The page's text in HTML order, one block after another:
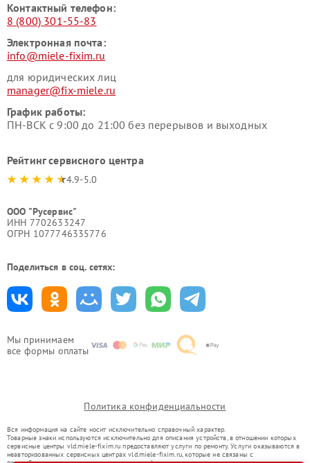
Мы принимаем
все формы оплаты
Контактный телефон:
8 (800) 301-55-83
Электронная почта:
info@miele-fixim.ru
для юридических лиц
manager@fix-miele.ru
График работы:
ПН-ВСК с 9:00 до 21:00 без перерывов и выходных
Рейтинг сервисного центра
4.9-5.0
ООО "Русервис"
ИНН 7702633247
ОГРН 1077746335776
Поделиться в соц. сетях:
Политика конфиденциальности
Вся информация на сайте носит исключительно справочный характер.
Товарные знаки используются исключительно для описания устройств, в отношении которых
сервисные центры vld.miele-fixim.ru предоставляют услуги по ремонту. Услуги оказываются в
неавторизованных сервисных центрах vld.miele-fixim.ru, которые не связаны с